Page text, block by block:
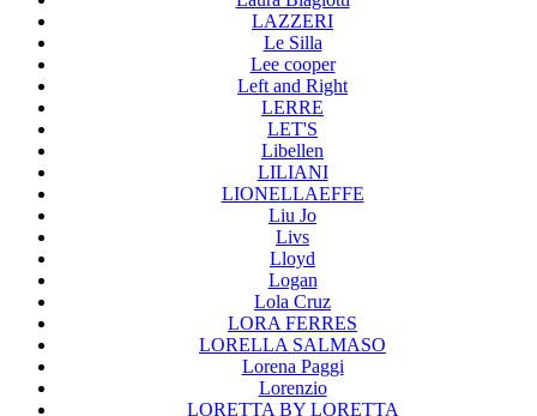
LAZZERI
Le Silla
Lee cooper
Left and Right
LERRE
LET'S
Libellen
LILIANI
LIONELLAEFFE
Liu Jo
Livs
Lloyd
Logan
Lola Cruz
LORA FERRES
LORELLA SALMASO
Lorena Paggi
Lorenzio
LORETTA BY LORETTA